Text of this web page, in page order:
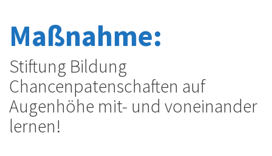
Maßnahme:
Stiftung Bildung
Chancenpatenschaften auf
Augenhöhe mit- und voneinander
lernen!